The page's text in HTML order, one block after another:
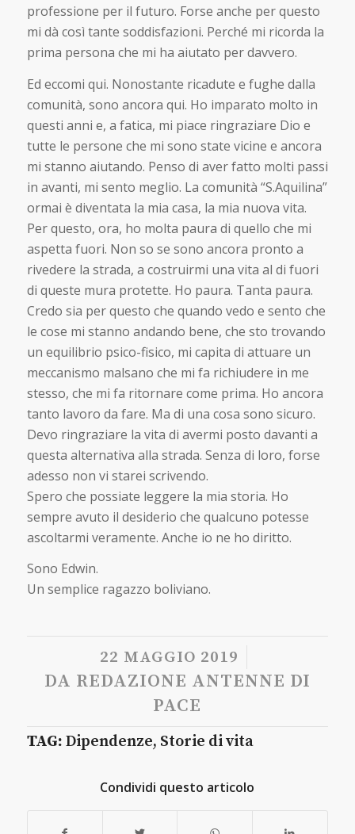
professione per il futuro. Forse anche per questo
mi dà così tante soddisfazioni. Perché mi ricorda la
prima persona che mi ha aiutato per davvero.
Ed eccomi qui. Nonostante ricadute e fughe dalla
comunità, sono ancora qui. Ho imparato molto in
questi anni e, a fatica, mi piace ringraziare Dio e
tutte le persone che mi sono state vicine e ancora
mi stanno aiutando. Penso di aver fatto molti passi
in avanti, mi sento meglio. La comunità “S.Aquilina”
ormai è diventata la mia casa, la mia nuova vita.
Per questo, ora, ho molta paura di quello che mi
aspetta fuori. Non so se sono ancora pronto a
rivedere la strada, a costruirmi una vita al di fuori
di queste mura protette. Ho paura. Tanta paura.
Credo sia per questo che quando vedo e sento che
le cose mi stanno andando bene, che sto trovando
un equilibrio psico-fisico, mi capita di attuare un
meccanismo malsano che mi fa richiudere in me
stesso, che mi fa ritornare come prima. Ho ancora
tanto lavoro da fare. Ma di una cosa sono sicuro.
Devo ringraziare la vita di avermi posto davanti a
questa alternativa alla strada. Senza di loro, forse
adesso non vi starei scrivendo.
Spero che possiate leggere la mia storia. Ho
sempre avuto il desiderio che qualcuno potesse
ascoltarmi veramente. Anche io ne ho diritto.
Sono Edwin.
Un semplice ragazzo boliviano.
22 MAGGIO 2019
/
DA REDAZIONE ANTENNE DI
PACE
TAG: Dipendenze, Storie di vita
Condividi questo articolo